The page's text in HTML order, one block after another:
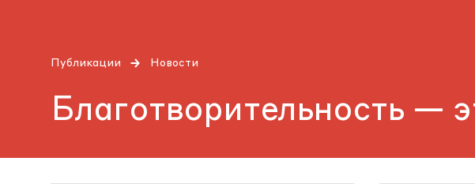
Публикации Новости
Благотворительность —